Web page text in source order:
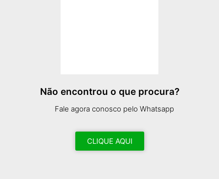
Não encontrou o que procura?
Fale agora conosco pelo Whatsapp
CLIQUE AQUI